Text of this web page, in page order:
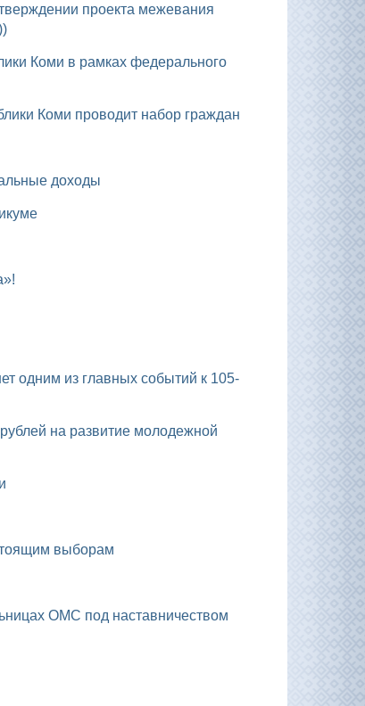
Коми проводит набор граждан
доходы
выборам
ОМС под наставничеством